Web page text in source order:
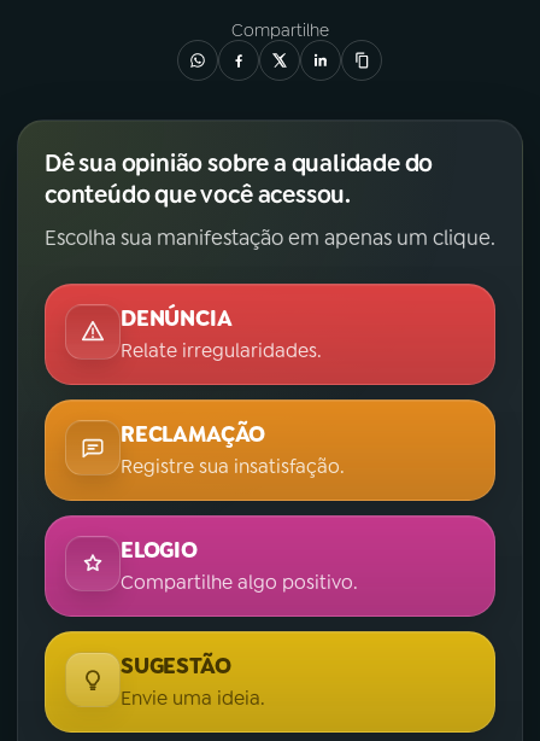
Compartilhe
Dê sua opinião sobre a qualidade do
conteúdo que você acessou.
Escolha sua manifestação em apenas um clique.
DENÚNCIA
Relate irregularidades.
RECLAMAÇÃO
Registre sua insatisfação.
ELOGIO
Compartilhe algo positivo.
SUGESTÃO
Envie uma ideia.